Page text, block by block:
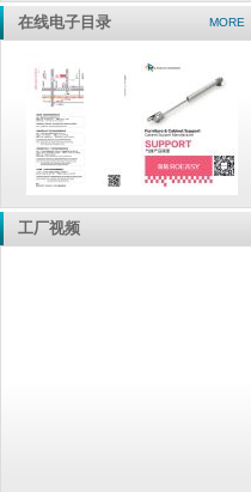
在线电子目录 MORE
工厂视频